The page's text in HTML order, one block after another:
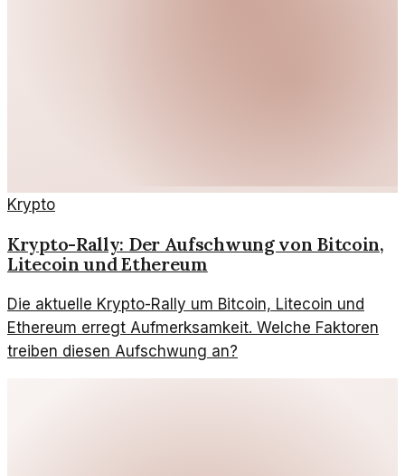
Krypto
Krypto-Rally: Der Aufschwung von Bitcoin,
Litecoin und Ethereum
Die aktuelle Krypto-Rally um Bitcoin, Litecoin und
Ethereum erregt Aufmerksamkeit. Welche Faktoren
treiben diesen Aufschwung an?